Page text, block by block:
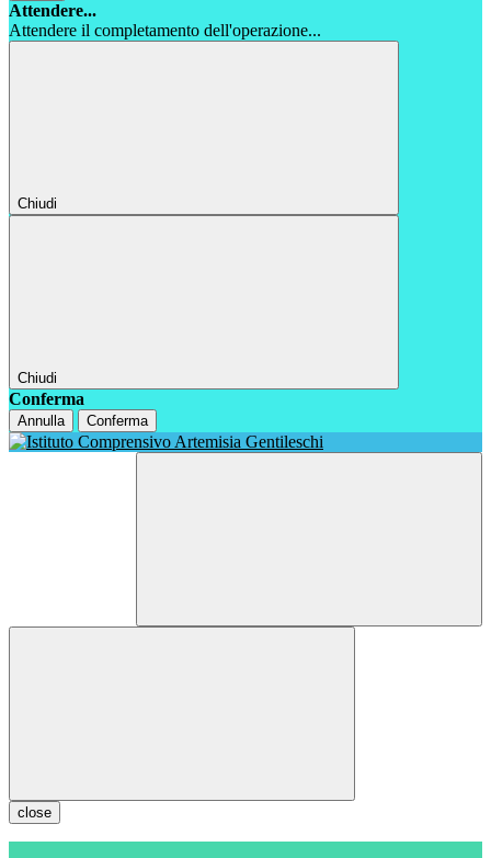
Attendere...
Attendere il completamento dell'operazione...
Chiudi
Chiudi
Conferma
Annulla Conferma
close